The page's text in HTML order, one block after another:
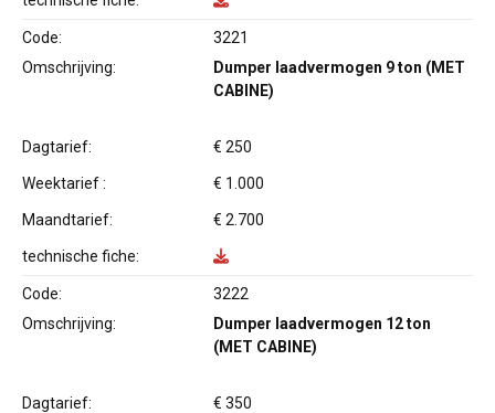
Code:
3221
Omschrijving:
Dumper laadvermogen 9 ton (MET
CABINE)
Dagtarief: € 250
Weektarief : € 1.000
Maandtarief: € 2.700
technische fiche:
Code:
3222
Omschrijving:
Dumper laadvermogen 12 ton
(MET CABINE)
Dagtarief: € 350